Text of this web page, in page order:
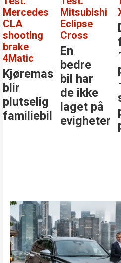
Mercedes
CLA
shooting
brake
4Matic
Kjøremaskinen
blir
plutselig
familiebil
Mitsubishi
Eclipse
Cross
En
bedre
bil har
de ikke
laget på
evigheter